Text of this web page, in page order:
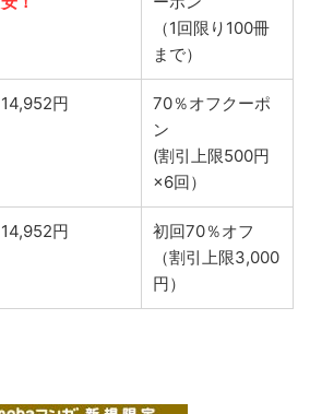
（1回限り100冊
まで）
14,952円
70％オフクーポ
ン
(割引上限500円
×6回）
14,952円
初回70％オフ
（割引上限3,000
円）